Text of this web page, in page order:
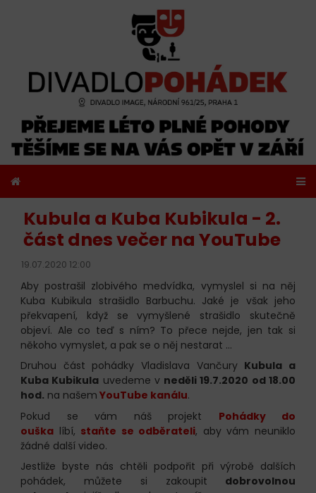
Kubula a Kuba Kubikula - 2.
část dnes večer na YouTube
19.07.2020 12:00
Aby postrašil zlobivého medvídka, vymyslel si na něj
Kuba Kubikula strašidlo Barbuchu. Jaké je však jeho
překvapení, když se vymyšlené strašidlo skutečně
objeví. Ale co teď s ním? To přece nejde, jen tak si
někoho vymyslet, a pak se o něj nestarat ...
Druhou část pohádky Vladislava Vančury Kubula a
Kuba Kubikula uvedeme v neděli 19.7.2020 od 18.00
hod. na našem YouTube kanálu.
Pokud se vám náš projekt Pohádky do
ouška líbí, staňte se odběrateli, aby vám neuniklo
žádné další video.
Jestliže byste nás chtěli podpořit při výrobě dalších
pohádek, můžete si zakoupit dobrovolnou